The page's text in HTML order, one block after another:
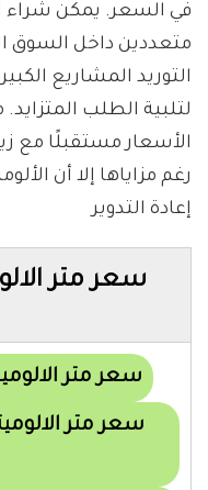
في السعر. يمكن شراء
متعددين داخل السوق
التوريد المشاريع
لتلبية الطلب
الأسعار مستقبلًا مع
رغم مزاياها إلا أن
إعادة التدوير
سعر متر
سعر متر الالوميتال
سعر متر